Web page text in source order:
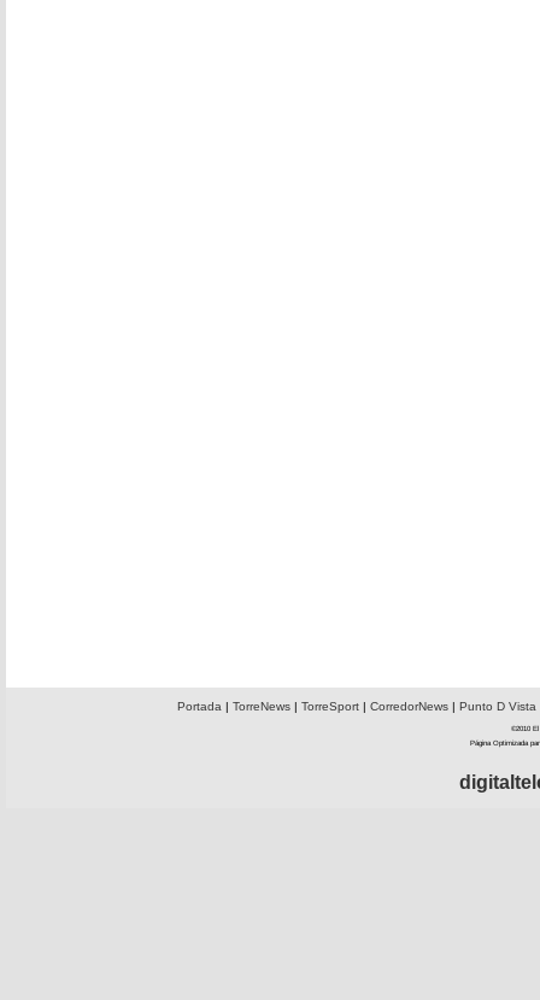
Portada | TorreNews| TorreSport| CorredorNews| Punto D Vista
©2010 El
Página Optimizada